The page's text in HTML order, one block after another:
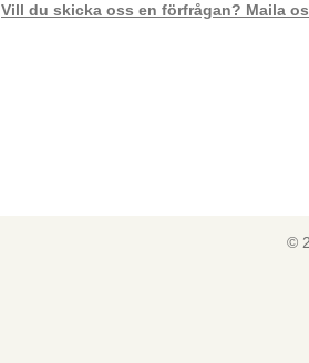
Vill du skicka oss en förfrågan? Maila
©